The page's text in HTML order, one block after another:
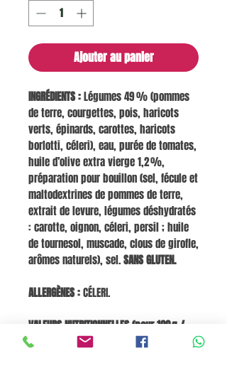
Ajouter au panier
INGRÉDIENTS :Légumes 49 % (pommes
de terre, courgettes, pois, haricots
verts, épinards, carottes, haricots
borlotti, céleri), eau, purée de tomates,
huile d’olive extra vierge 1,2 %,
préparation pour bouillon (sel, fécule et
maltodextrines de pommes de terre,
extrait de levure, légumes déshydratés
: carotte, oignon, céleri, persil ; huile
de tournesol, muscade, clous de girofle,
arômes naturels), sel.SANS GLUTEN.
ALLERGÈNES :CÉLERI.
VALEURS NUTRITIONNELLES (pour 100 g /
pour portion 300 g) :
Énergie : 160 kJ /